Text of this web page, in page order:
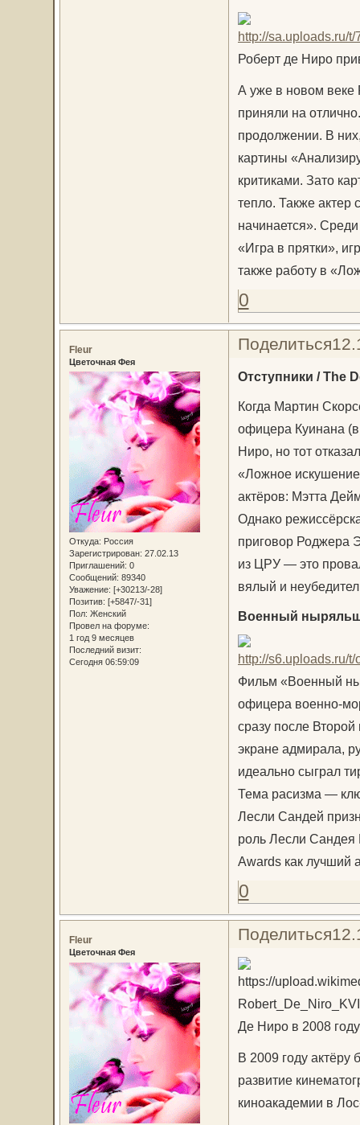
Роберт де Ниро
А уже в новом веке
приняли на
продолжении. В
картины
критиками. Зато
тепло. Также актер
начинается».
«Игра в прятки»,
также работу в
0
Поделиться
Fleur
Цветочная Фея
Откуда: Россия
Зарегистрирован: 27.02.13
Приглашений: 0
Сообщений: 89340
Уважение: [+30213/-28]
Позитив: [+5847/-31]
Пол: Женский
Провел на форуме:
1 год 9 месяцев
Последний визит:
Сегодня 06:59:09
Отступники / The
Когда Мартин
офицера Куинана
Ниро, но тот
«Ложное
актёров: Мэтта
Однако
приговор Роджера
из ЦРУ — это
вялый и
Военный
Фильм «Военный
офицера военно-
сразу после
экране адмирала,
идеально сыграл
Тема расизма —
Лесли Сандей
роль Лесли
Awards как лучший
0
Поделиться
Fleur
Цветочная Фея
Де Ниро в 2008 году
В 2009 году
развитие
киноакадемии в